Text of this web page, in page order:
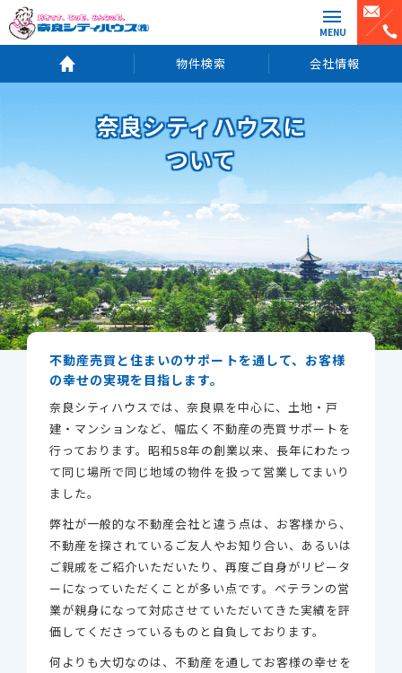
MENU
物件検索 会社情報
奈良シティハウスに
ついて
不動産売買と住まいのサポートを通して、 お客様
の幸せの実現を目指します。
奈良シティハウスでは、奈良県を中心に、 土地・戸
建・マンションなど、幅広く不動産の売買サポートを
行っております。昭和58年の創業以来、長年にわたっ
て同じ場所で同じ地域の物件を扱って営業してまいり
ました。
弊社が一般的な不動産会社と違う点は、お客様から、
不動産を探されているご友人やお知り合い、 あるいは
ご親戚をご紹介いただいたり、再度ご自身がリピータ
ーになっていただくことが多い点です。 ベテランの営
業が親身になって対応させていただいてきた実績を評
価してくださっているものと自負しております。
何よりも大切なのは、不動産を通してお客様の幸せを